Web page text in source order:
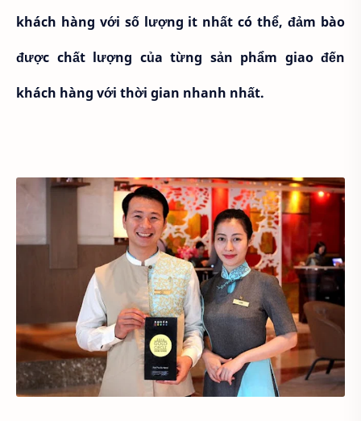
khách hàng với số lượng it nhất có thể, đảm bào
được chất lượng của từng sản phẩm giao đến
khách hàng với thời gian nhanh nhất.